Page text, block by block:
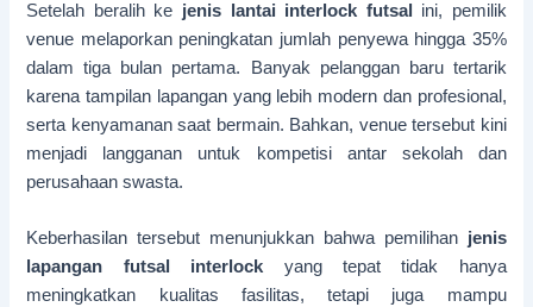
Setelah beralih ke jenis lantai interlock futsal
ini, pemilik
venue melaporkan peningkatan jumlah penyewa hingga 35%
dalam tiga bulan pertama. Banyak pelanggan baru tertarik
karena tampilan lapangan yang lebih modern dan profesional,
serta kenyamanan saat bermain. Bahkan, venue tersebut kini
menjadi langganan untuk kompetisi antar sekolah dan
perusahaan swasta.
Keberhasilan tersebut menunjukkan bahwa pemilihan jenis
lapangan futsal interlock yang tepat tidak hanya
meningkatkan kualitas fasilitas, tetapi juga mampu